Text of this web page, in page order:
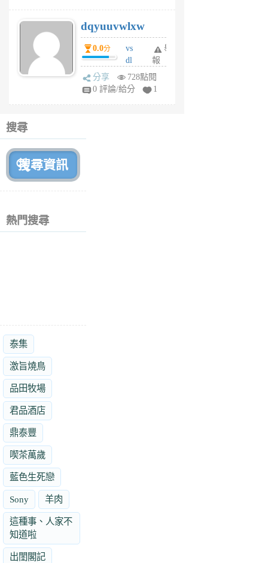
6
個
月
前
dqyuuvwlxw
0.0分
vs
dl
sq
fy
舉
報
分享
728點閱
0 評論/給分
1
搜尋
熱門搜尋
泰集
激旨燒鳥
品田牧場
君品酒店
鼎泰豐
喫茶萬歲
藍色生死戀
Sony 羊肉
這種事、人家不
知道啦
出閨閣記